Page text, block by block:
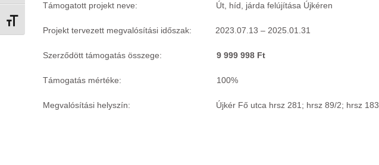
Betűméret váltása
Támogatott projekt neve: Út, híd, járda felújítása Újkéren
Projekt tervezett megvalósítási időszak: 2023.07.13 – 2025.01.31
Szerződött támogatás összege: 9 999 998 Ft
Támogatás mértéke: 100%
Megvalósítási helyszín: Újkér Fő utca hrsz 281; hrsz 89/2; hrsz 183